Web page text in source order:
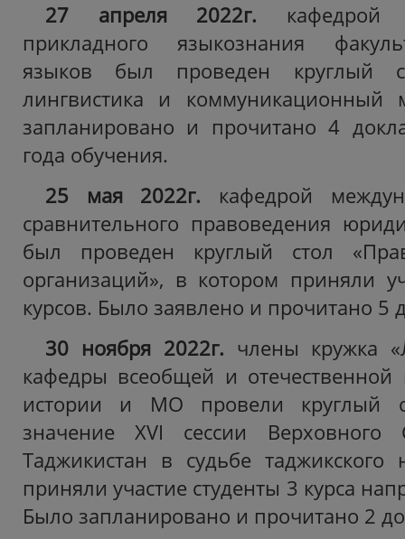
27 апреля 2022г. кафедрой
прикладного языкознания
языков был проведен круглый
лингвистика и коммуникационный
запланировано и прочитано 4
года обучения.
25 мая 2022г. кафедрой
сравнительного правоведения
был проведен круглый стол
организаций», в котором приняли
курсов. Было заявлено и прочитано 5
30 ноября 2022г. члены кружка
кафедры всеобщей и отечественной
истории и МО провели круглый
значение XVI сессии Верховного
Таджикистан в судьбе таджикского
приняли участие студенты 3 курса
Было запланировано и прочитано 2